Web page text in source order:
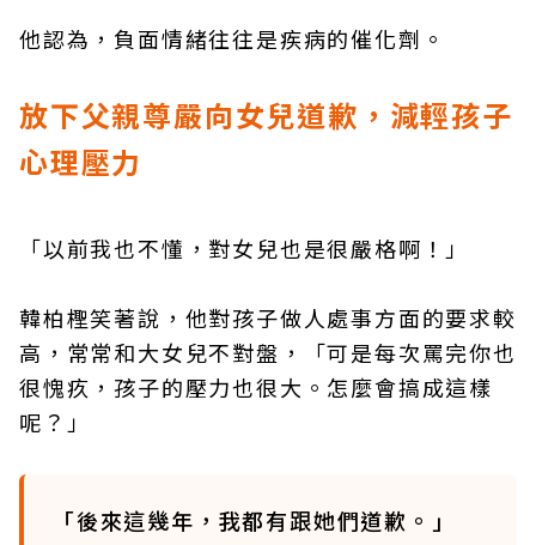
他認為，負面情緒往往是疾病的催化劑。
放下父親尊嚴向女兒道歉，減輕孩子
心理壓力
「以前我也不懂，對女兒也是很嚴格啊！」
韓柏檉笑著說，他對孩子做人處事方面的要求較
高，常常和大女兒不對盤，「可是每次罵完你也
很愧疚，孩子的壓力也很大。怎麼會搞成這樣
呢？」
「後來這幾年，我都有跟她們道歉。」